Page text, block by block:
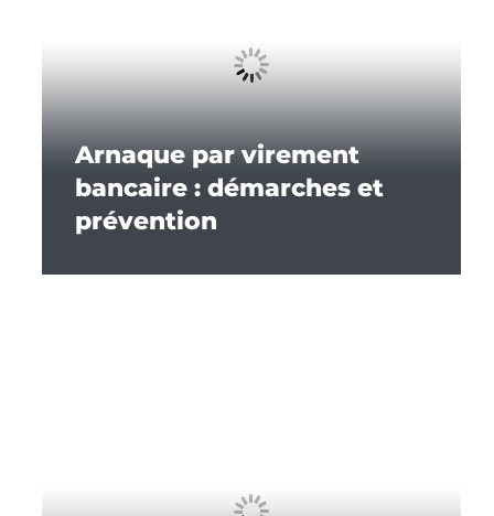
Arnaque par virement
bancaire : démarches et
prévention